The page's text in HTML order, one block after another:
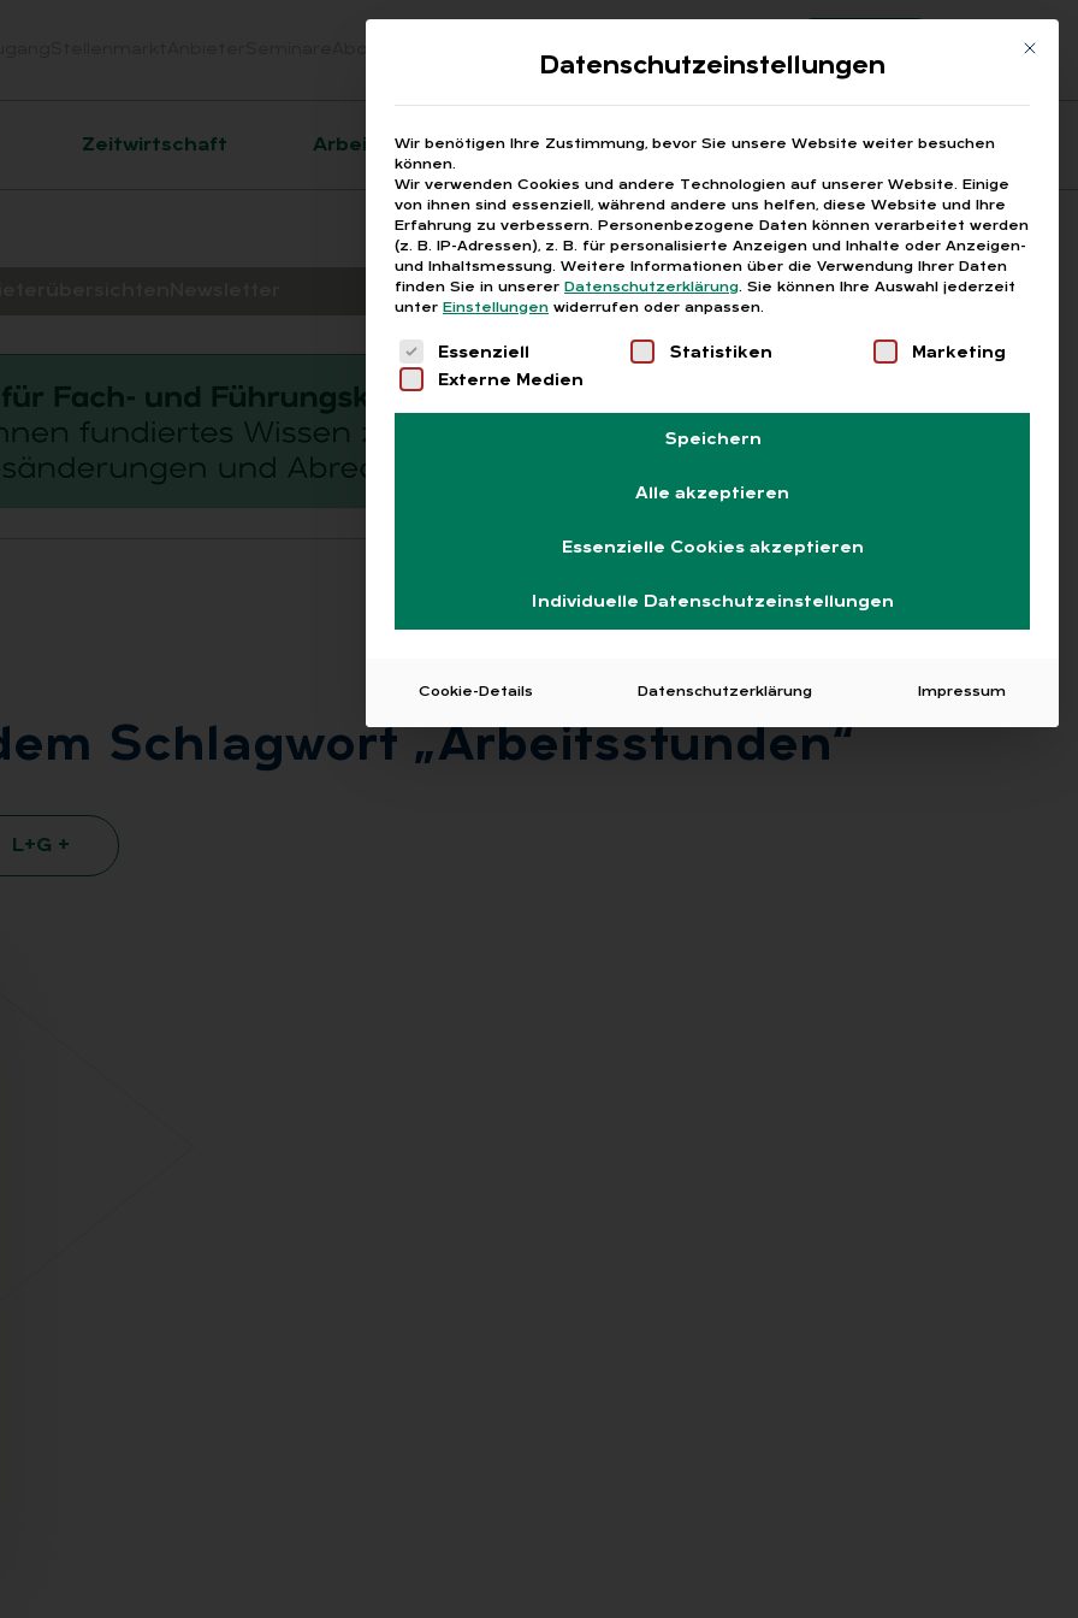
Suchen
Registrierung
Zeitwirtschaft Arbeitsrecht Fragen aus den ARGEn Printausgaben
Schlag­wort „Ar­beits­stun­den“
L+G +
Mit
Datenschutzeinstellungen
Wir benötigen Ihre Zustimmung, bevor Sie unsere Website weiter besuchen
können.
Wir verwenden Cookies und andere Technologien auf unserer Website. Einige
von ihnen sind essenziell, während andere uns helfen, diese Website und Ihre
Erfahrung zu verbessern. Personenbezogene Daten können verarbeitet werden
(z. B. IP-Adressen), z. B. für personalisierte Anzeigen und Inhalte oder Anzeigen-
und Inhaltsmessung. Weitere Informationen über die Verwendung Ihrer Daten
finden Sie in unserer Datenschutzerklärung. Sie können Ihre Auswahl jederzeit
unter Einstellungen widerrufen oder anpassen.
Es folgt eine Liste der Service-Gruppen, für die eine
Essenziell Statistiken
Marketing
Externe Medien
Speichern
Alle akzeptieren
Essenzielle Cookies akzeptieren
Individuelle Datenschutzeinstellungen
Cookie-Details Datenschutzerklärung Impressum